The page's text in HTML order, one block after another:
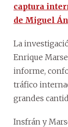
captura
de Miguel
La
Enrique
informe,
tráfico
grandes
Insfrán y